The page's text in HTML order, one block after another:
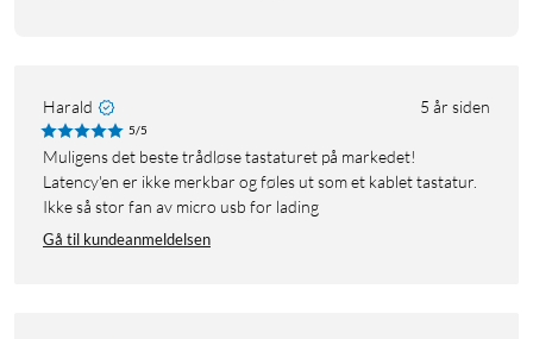
Harald 5 år siden
5/5
Muligens det beste trådløse tastaturet på markedet!
Latency'en er ikke merkbar og føles ut som et kablet tastatur.
Ikke så stor fan av micro usb for lading
Gå til kundeanmeldelsen